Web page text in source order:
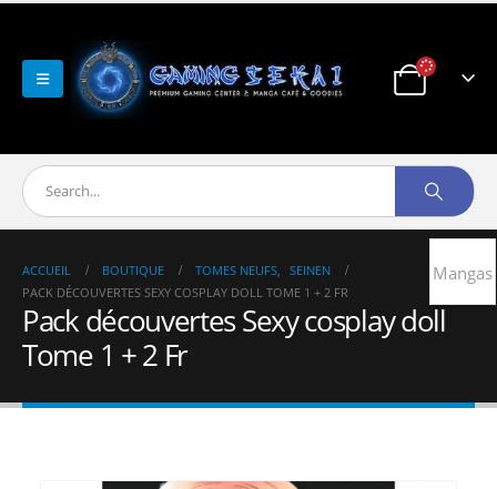
ACCUEIL BOUTIQUE TOMES NEUFS
SEINEN
PACK DÉCOUVERTES SEXY COSPLAY DOLL TOME 1 + 2 FR
Pack découvertes Sexy cosplay doll
Tome 1 + 2 Fr
Mangas